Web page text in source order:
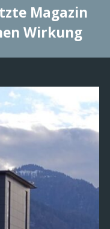
Magazin
Wirkung